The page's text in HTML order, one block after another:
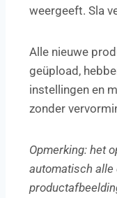
weergeeft. Sla
Alle nieuwe
geüpload,
instellingen en
zonder
Opmerking: het
automatisch alle